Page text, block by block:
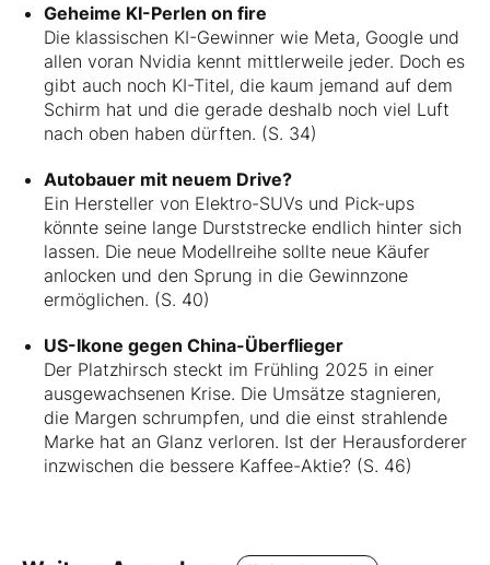
Geheime KI-Perlen on fire
Die klassischen KI-Gewinner wie Meta, Google und
allen voran Nvidia kennt mittlerweile jeder. Doch es
gibt auch noch KI-Titel, die kaum jemand auf dem
Schirm hat und die gerade deshalb noch viel Luft
nach oben haben dürften. (S. 34)
Autobauer mit neuem Drive?
Ein Hersteller von Elektro-SUVs und Pick-ups
könnte seine lange Durststrecke endlich hinter sich
lassen. Die neue Modellreihe sollte neue Käufer
anlocken und den Sprung in die Gewinnzone
ermöglichen. (S. 40)
US-Ikone gegen China-Überflieger
Der Platzhirsch steckt im Frühling 2025 in einer
ausgewachsenen Krise. Die Umsätze stagnieren,
die Margen schrumpfen, und die einst strahlende
Marke hat an Glanz verloren. Ist der Herausforderer
inzwischen die bessere Kaffee-Aktie? (S. 46)